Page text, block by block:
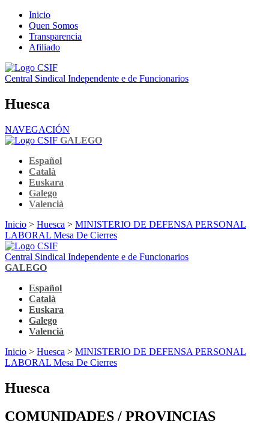
Inicio
Quen Somos
Transparencia
Afiliado
Central Sindical Independente e de Funcionarios
Huesca
NAVEGACIÓN
GALEGO
Español
Català
Euskara
Galego
Valencià
Inicio > Huesca > MINISTERIO DE DEFENSA PERSONAL
LABORAL Mesa De Cierres
Central Sindical Independente e de Funcionarios
GALEGO
Español
Català
Euskara
Galego
Valencià
Inicio > Huesca > MINISTERIO DE DEFENSA PERSONAL
LABORAL Mesa De Cierres
Huesca
COMUNIDADES / PROVINCIAS